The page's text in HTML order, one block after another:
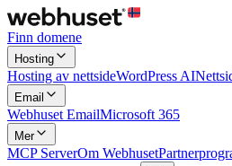
Finn domene
Hosting
Hosting av nettsideWordPress AI
Email
Webhuset EmailMicrosoft 365
Mer
MCP ServerOm Webhuset